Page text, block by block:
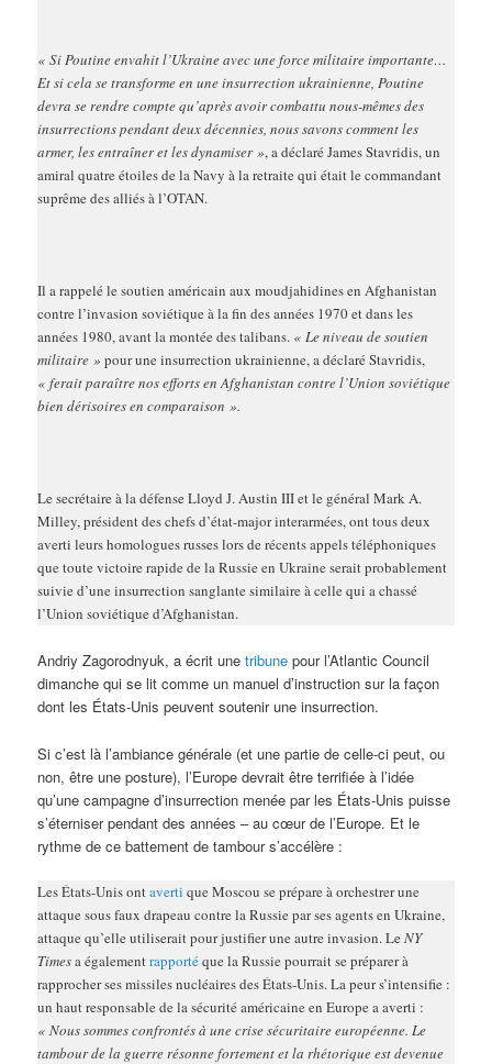
« Si Poutine envahit l’Ukraine avec une force militaire importante…
Et si cela se transforme en une insurrection ukrainienne, Poutine
devra se rendre compte qu’après avoir combattu nous-mêmes des
insurrections pendant deux décennies, nous savons comment les
armer, les entraîner et les dynamiser », a déclaré James Stavridis, un
amiral quatre étoiles de la Navy à la retraite qui était le commandant
suprême des alliés à l’OTAN.
Il a rappelé le soutien américain aux moudjahidines en Afghanistan
contre l’invasion soviétique à la fin des années 1970 et dans les
années 1980, avant la montée des talibans. « Le niveau de soutien
militaire » pour une insurrection ukrainienne, a déclaré Stavridis,
« ferait paraître nos efforts en Afghanistan contre l’Union soviétique
bien dérisoires en comparaison ».
Le secrétaire à la défense Lloyd J. Austin III et le général Mark A.
Milley, président des chefs d’état-major interarmées, ont tous deux
averti leurs homologues russes lors de récents appels téléphoniques
que toute victoire rapide de la Russie en Ukraine serait probablement
suivie d’une insurrection sanglante similaire à celle qui a chassé
l’Union soviétique d’Afghanistan.
Andriy Zagorodnyuk, a écrit unetribune pour l’Atlantic Council
dimanche qui se lit comme un manuel d’instruction sur la façon
dont les États-Unis peuvent soutenir une insurrection.
Si c’est là l’ambiance générale (et une partie de celle-ci peut, ou
non, être une posture), l’Europe devrait être terrifiée à l’idée
qu’une campagne d’insurrection menée par les États-Unis puisse
s’éterniser pendant des années – au cœur de l’Europe. Et le
rythme de ce battement de tambour s’accélère :
Les États-Unis ontaverti que Moscou se prépare à orchestrer une
attaque sous faux drapeau contre la Russie par ses agents en Ukraine,
attaque qu’elle utiliserait pour justifier une autre invasion. LeNY
Timesa égalementrapportéque la Russie pourrait se préparer à
rapprocher ses missiles nucléaires des États-Unis. La peur s’intensifie :
un haut responsable de la sécurité américaine en Europe a averti :
« Nous sommes confrontés à une crise sécuritaire européenne. Le
tambour de la guerre résonne fortement et la rhétorique est devenue